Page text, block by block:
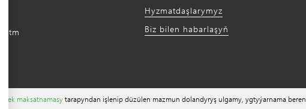
Hyzmatdaşlarymyz
Biz bilen habarlaşyň
maksatnamasytarapyndan işlenip düzülen mazmun dolandyryş ulgamy, ygtyýarnama beren